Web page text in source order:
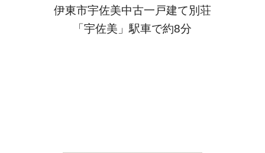
伊東市宇佐美中古一戸建て別荘
「宇佐美」駅車で約8分